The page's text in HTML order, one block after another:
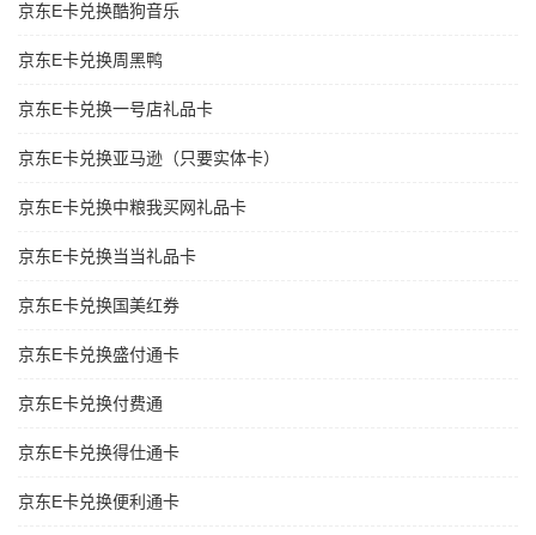
京东E卡兑换酷狗音乐
京东E卡兑换周黑鸭
京东E卡兑换一号店礼品卡
京东E卡兑换亚马逊（只要实体卡）
京东E卡兑换中粮我买网礼品卡
京东E卡兑换当当礼品卡
京东E卡兑换国美红券
京东E卡兑换盛付通卡
京东E卡兑换付费通
京东E卡兑换得仕通卡
京东E卡兑换便利通卡